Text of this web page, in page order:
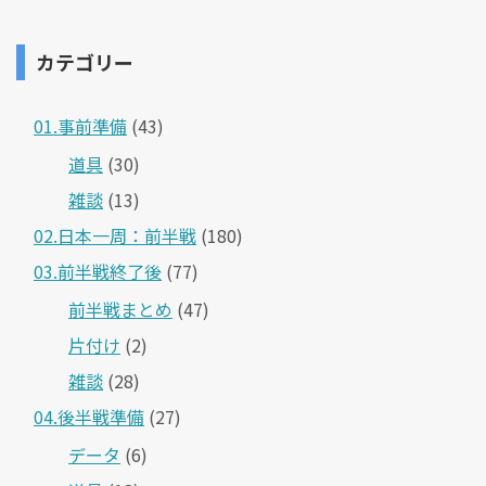
カテゴリー
01.事前準備 (43)
道具 (30)
雑談 (13)
02.日本一周：前半戦 (180)
03.前半戦終了後 (77)
前半戦まとめ (47)
片付け (2)
雑談 (28)
04.後半戦準備 (27)
データ (6)